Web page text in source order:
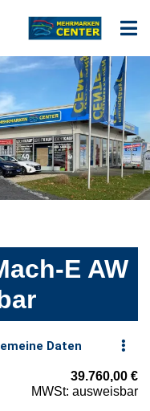
E AW
Daten
39.760,00 €
MWSt: ausweisbar